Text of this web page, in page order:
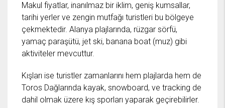
Makul fiyatlar, inanılmaz bir iklim, geniş kumsallar,
tarihi yerler ve zengin mutfağı turistleri bu bölgeye
çekmektedir. Alanya plajlarında, rüzgar sörfü,
yamaç paraşütü, jet ski, banana boat (muz) gibi
aktiviteler mevcuttur.
Kışları ise turistler zamanlarını hem plajlarda hem de
Toros Dağlarında kayak, snowboard, ve tracking de
dahil olmak üzere kış sporları yaparak geçirebilirler.